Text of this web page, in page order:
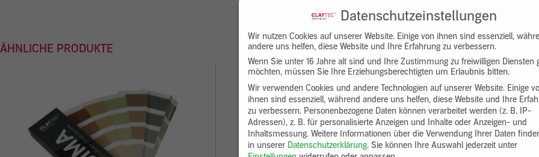
ÄHNLICHE PRODUKTE
Datenschutzeinstellungen
Wir nutzen Cookies auf unserer Website. Einige von ihnen sind essenziell,
andere uns helfen, diese Website und Ihre Erfahrung zu verbessern.
Wenn Sie unter 16 Jahre alt sind und Ihre Zustimmung zu freiwilligen Diensten
möchten, müssen Sie Ihre Erziehungsberechtigten um Erlaubnis bitten.
Wir verwenden Cookies und andere Technologien auf unserer Website. Einige
ihnen sind essenziell, während andere uns helfen, diese Website und Ihre
zu verbessern. Personenbezogene Daten können verarbeitet werden (z. B. IP-
Adressen), z. B. für personalisierte Anzeigen und Inhalte oder Anzeigen- und
Inhaltsmessung. Weitere Informationen über die Verwendung Ihrer Daten
in unserer Datenschutzerklärung. Sie können Ihre Auswahl jederzeit unter